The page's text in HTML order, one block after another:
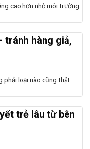
cao hơn nhờ môi trường
tránh hàng giả,
phải loại nào cũng thật.
trẻ lâu từ bên